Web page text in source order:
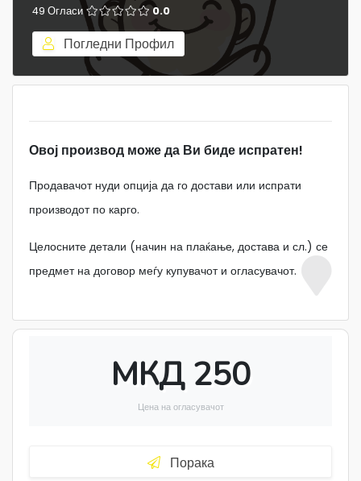
49 Огласи 0.0
Погледни Профил
Овој производ може да Ви биде испратен!
Продавачот нуди опција да го достави или испрати
производот по карго.
Целосните детали (начин на плаќање, достава и сл.) се
предмет на договор меѓу купувачот и огласувачот.
МКД 250
Цена на огласувачот
Порака